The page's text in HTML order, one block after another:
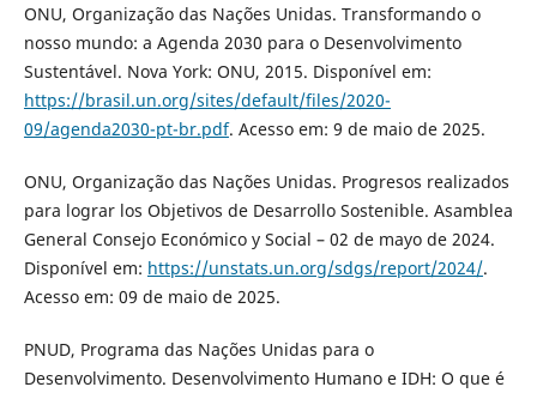
ONU, Organização das Nações Unidas. Transformando o
nosso mundo: a Agenda 2030 para o Desenvolvimento
Sustentável. Nova York: ONU, 2015. Disponível em:
https://brasil.un.org/sites/default/files/2020-
09/agenda2030-pt-br.pdf. Acesso em: 9 de maio de 2025.
ONU, Organização das Nações Unidas. Progresos realizados
para lograr los Objetivos de Desarrollo Sostenible. Asamblea
General Consejo Económico y Social – 02 de mayo de 2024.
Disponível em: https://unstats.un.org/sdgs/report/2024/.
Acesso em: 09 de maio de 2025.
PNUD, Programa das Nações Unidas para o
Desenvolvimento. Desenvolvimento Humano e IDH: O que é